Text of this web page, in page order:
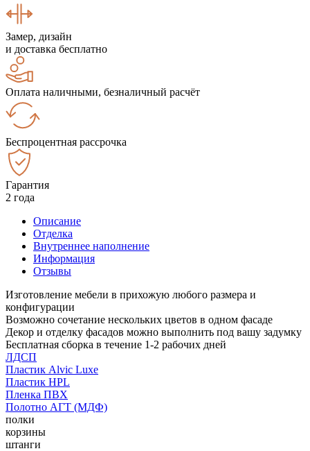
Замер, дизайн
и доставка бесплатно
Оплата наличными, безналичный расчёт
Беспроцентная рассрочка
Гарантия
2 года
Описание
Отделка
Внутреннее наполнение
Информация
Отзывы
Изготовление мебели в прихожую любого размера и
конфигурации
Возможно сочетание нескольких цветов в одном фасаде
Декор и отделку фасадов можно выполнить под вашу задумку
Бесплатная сборка в течение 1-2 рабочих дней
ЛДСП
Пластик Alvic Luxe
Пластик HPL
Пленка ПВХ
Полотно АГТ (МДФ)
полки
корзины
штанги